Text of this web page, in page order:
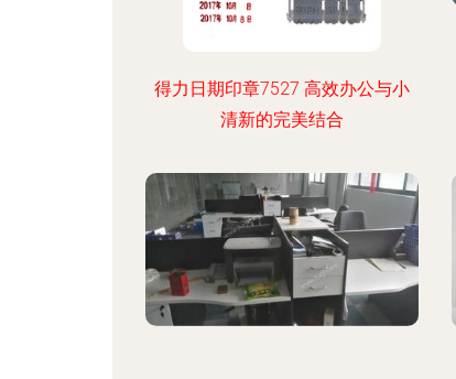
得力日期印章7527 高效办公与小
清新的完美结合